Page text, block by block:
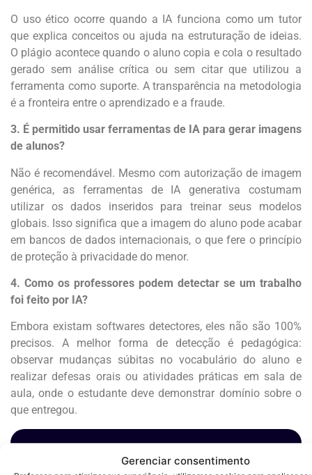
Gerenciar consentimento
O uso ético ocorre quando a IA funciona como um tutor
que explica conceitos ou ajuda na estruturação de ideias.
O plágio acontece quando o aluno copia e cola o resultado
gerado sem análise crítica ou sem citar que utilizou a
ferramenta como suporte. A transparência na metodologia
é a fronteira entre o aprendizado e a fraude.
3. É permitido usar ferramentas de IA para gerar imagens
de alunos?
Não é recomendável. Mesmo com autorização de imagem
genérica, as ferramentas de IA generativa costumam
utilizar os dados inseridos para treinar seus modelos
globais. Isso significa que a imagem do aluno pode acabar
em bancos de dados internacionais, o que fere o princípio
de proteção à privacidade do menor.
4. Como os professores podem detectar se um trabalho
foi feito por IA?
Embora existam softwares detectores, eles não são 100%
precisos. A melhor forma de detecção é pedagógica:
observar mudanças súbitas no vocabulário do aluno e
realizar defesas orais ou atividades práticas em sala de
aula, onde o estudante deve demonstrar domínio sobre o
que entregou.
Quer dominar o uso do Gemini para